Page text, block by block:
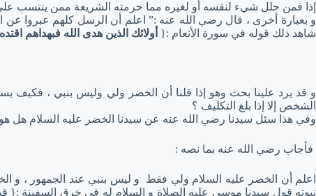
إذا فمن حلل شيء لنفسه أو لغيره مما حرمته الشريعة ممن ينتسب على
و بعبارة أخرى ، قال رضي الله عنه :” اعلم أن الرسل كلهم عبروا عن
شاهد ذلك قوله في سورة الأنعام :{ أولائك الذين هدى الله فبهداهم اقتده
و قد يرد علينا بحث وهو إذا قلنا أن الخضر ولي وليس بنبي ، فكيف
الشخص إلا إذا بلغ التكليف ؟
وفي هذا سئل سيدنا رضي الله عنه عن سيدنا الخضر عليه السلام هل هو
فأجاب رضي الله عنه بما نصه :
اعلم أن الخضر عليه السلام ولي فقط و ليس بنبي عند الجمهور ، و
نبوته قول سيدنا موسى عليه الصلاة و السلام له في خرق السفينة :{